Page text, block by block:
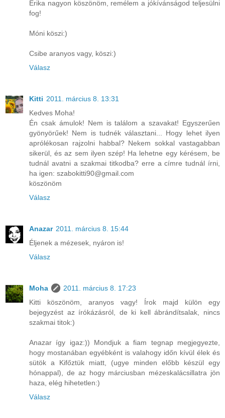
Erika nagyon köszönöm, remélem a jókívánságod teljesülni
fog!
Móni köszi:)
Csibe aranyos vagy, köszi:)
Válasz
Kitti 2011. március 8. 13:31
Kedves Moha!
Én csak ámulok! Nem is találom a szavakat! Egyszerűen
gyönyörűek! Nem is tudnék választani... Hogy lehet ilyen
aprólékosan rajzolni habbal? Nekem sokkal vastagabban
sikerül, és az sem ilyen szép! Ha lehetne egy kérésem, be
tudnál avatni a szakmai titkodba? erre a címre tudnál írni,
ha igen: szabokitti90@gmail.com
köszönöm
Válasz
Anazar 2011. március 8. 15:44
Éljenek a mézesek, nyáron is!
Válasz
Moha
2011. március 8. 17:23
Kitti köszönöm, aranyos vagy! Írok majd külön egy
bejegyzést az írókázásról, de ki kell ábrándítsalak, nincs
szakmai titok:)
Anazar így igaz:)) Mondjuk a fiam tegnap megjegyezte,
hogy mostanában egyébként is valahogy időn kívül élek és
sütök a Kifőztük miatt, (ugye minden előbb készül egy
hónappal), de az hogy márciusban mézeskalácsillatra jön
haza, elég hihetetlen:)
Válasz